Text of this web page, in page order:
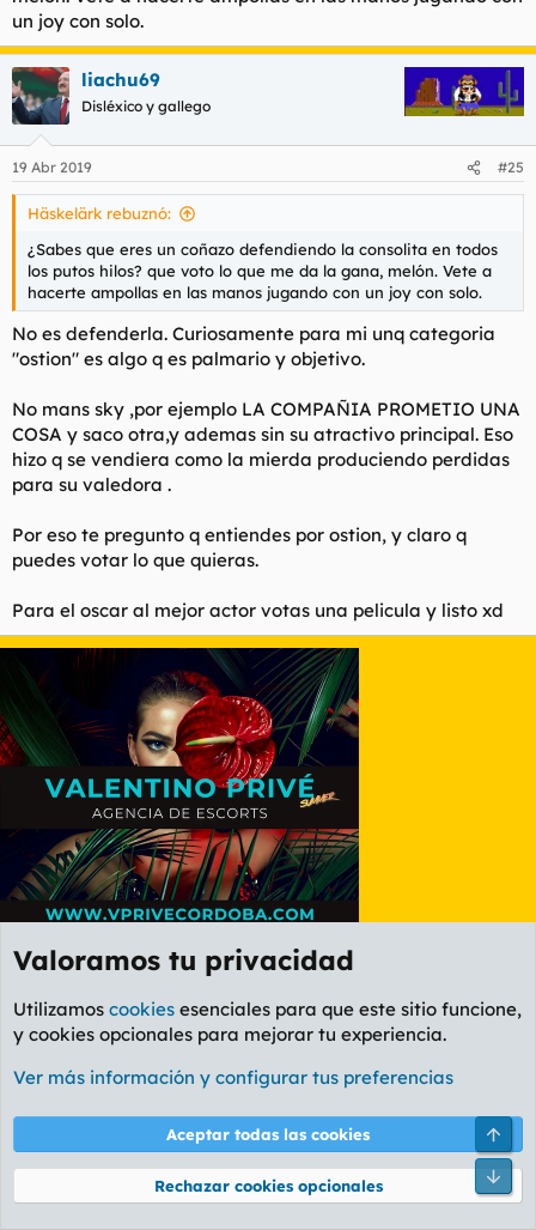
un joy con solo.
liachu69
Disléxico y gallego
19 Abr 2019 #25
Häskelärk rebuznó:
¿Sabes que eres un coñazo defendiendo la consolita en todos
los putos hilos? que voto lo que me da la gana, melón. Vete a
hacerte ampollas en las manos jugando con un joy con solo.
No es defenderla. Curiosamente para mi unq categoria
"ostion" es algo q es palmario y objetivo.
No mans sky ,por ejemplo LA COMPAÑIA PROMETIO UNA
COSA y saco otra,y ademas sin su atractivo principal. Eso
hizo q se vendiera como la mierda produciendo perdidas
para su valedora .
Por eso te pregunto q entiendes por ostion, y claro q
puedes votar lo que quieras.
Para el oscar al mejor actor votas una pelicula y listo xd
Debes iniciar sesión o registrarte para responder aquí.
E
i
u
t
filimbi se ha pasado todos los juegos ya
Temas similares
Game Awards 2024
Deacon St. John Foro Informática y Videojuegos
Valoramos tu privacidad
Utilizamos cookies esenciales para que este sitio funcione,
y cookies opcionales para mejorar tu experiencia.
Ver más información y configurar tus preferencias
Aceptar todas las cookies
Rechazar cookies opcionales
Pie